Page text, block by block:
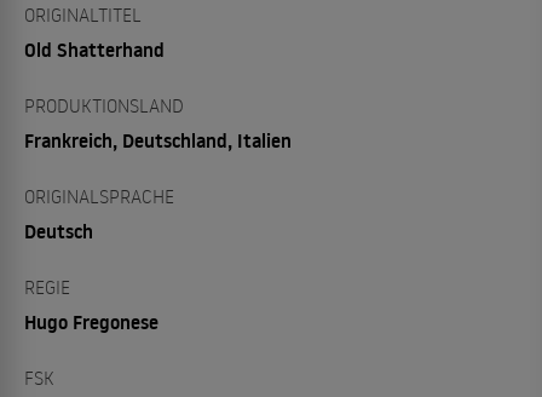
ORIGINALTITEL
Old Shatterhand
PRODUKTIONSLAND
Frankreich, Deutschland, Italien
ORIGINALSPRACHE
Deutsch
REGIE
Hugo Fregonese
FSK